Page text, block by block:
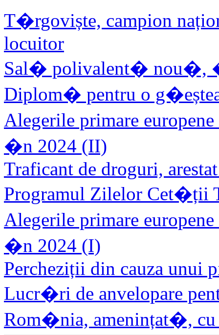
T�rgoviște, campion
locuitor
Sal� polivalent� nou�,
Diplom� pentru o
Alegerile primare
�n 2024 (II)
Traficant de droguri,
Programul Zilelor Cet�ții
Alegerile primare
�n 2024 (I)
Percheziții din cauza unui
Lucr�ri de anvelopare
Rom�nia, amenințat�, cu